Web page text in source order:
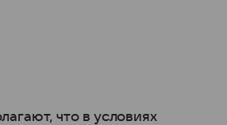
что в условиях